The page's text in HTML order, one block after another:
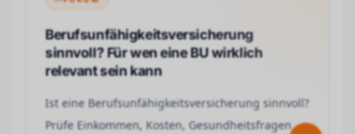
Berufsunfähigkeitsversicherung
sinnvoll? Für wen eine BU wirklich
relevant sein kann
Ist eine Berufsunfähigkeitsversicherung sinnvoll?
Prüfe Einkommen, Kosten, Gesundheitsfragen,